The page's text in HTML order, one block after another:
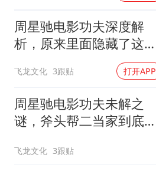
周星驰电影功夫深度解
析，原来里面隐藏了这么
飞龙文化 3跟贴 打开APP
周星驰电影功夫未解之
谜，斧头帮二当家到底是
飞龙文化 3跟贴